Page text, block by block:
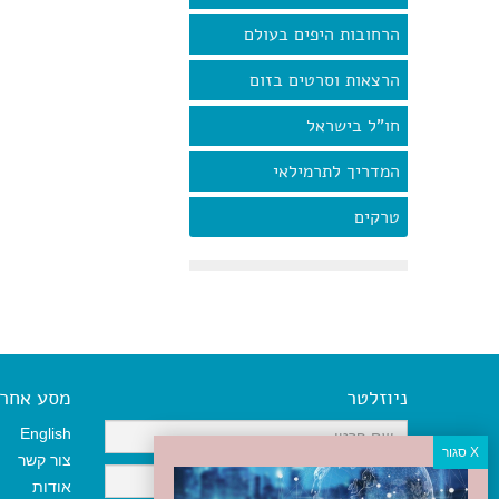
הרחובות היפים בעולם
הרצאות וסרטים בזום
חו"ל בישראל
המדריך לתרמילאי
טרקים
ניוזלטר מסע אחר
English
צור קשר
אודות